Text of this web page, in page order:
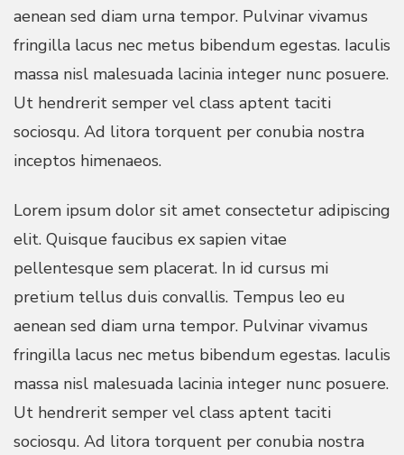
aenean sed diam urna tempor. Pulvinar vivamus
fringilla lacus nec metus bibendum egestas. Iaculis
massa nisl malesuada lacinia integer nunc posuere.
Ut hendrerit semper vel class aptent taciti
sociosqu. Ad litora torquent per conubia nostra
inceptos himenaeos.
Lorem ipsum dolor sit amet consectetur adipiscing
elit. Quisque faucibus ex sapien vitae
pellentesque sem placerat. In id cursus mi
pretium tellus duis convallis. Tempus leo eu
aenean sed diam urna tempor. Pulvinar vivamus
fringilla lacus nec metus bibendum egestas. Iaculis
massa nisl malesuada lacinia integer nunc posuere.
Ut hendrerit semper vel class aptent taciti
sociosqu. Ad litora torquent per conubia nostra